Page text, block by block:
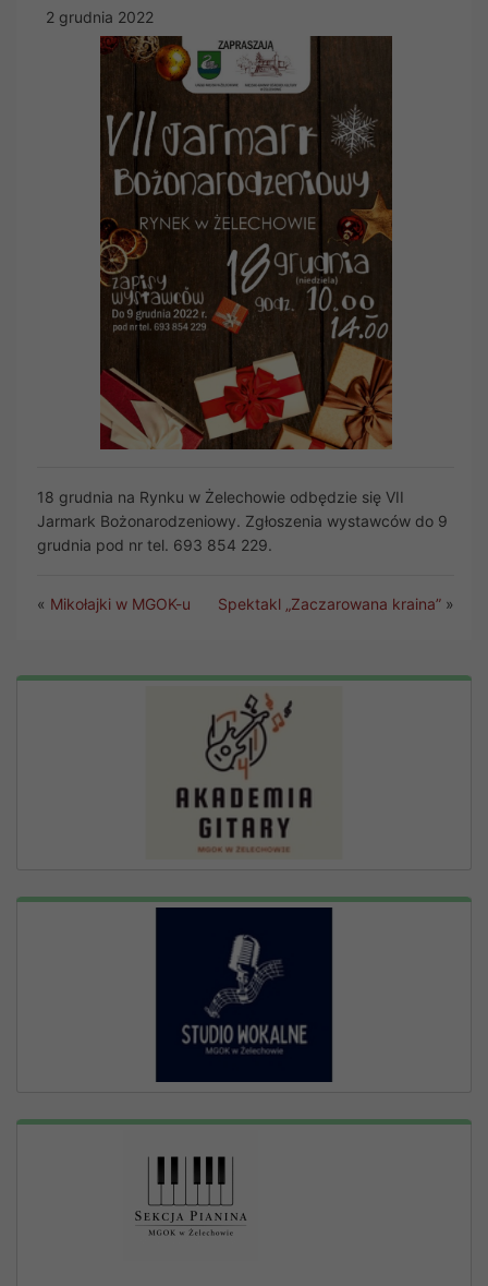
2 grudnia 2022
18 grudnia na Rynku w Żelechowie odbędzie się VII
Jarmark Bożonarodzeniowy. Zgłoszenia wystawców do 9
grudnia pod nr tel. 693 854 229.
« Mikołajki w MGOK-u Spektakl „Zaczarowana kraina” »